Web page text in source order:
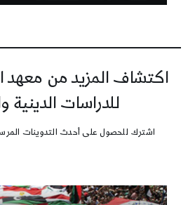
اكتشاف المزيد من معهد
للدراسات الدينية
اشترك للحصول على أحدث التدوينات